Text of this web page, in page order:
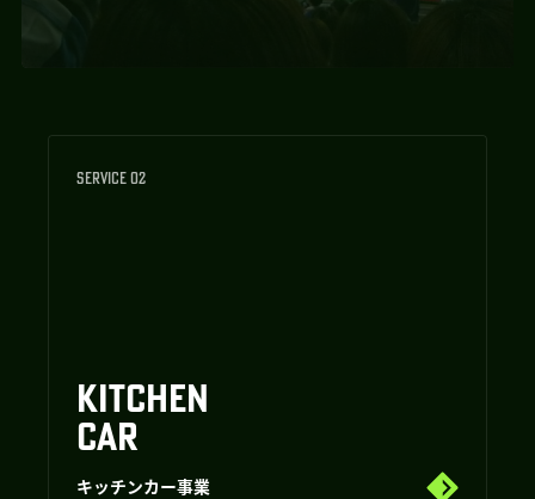
SERVICE 02
KITCHEN
CAR
キッチンカー事業